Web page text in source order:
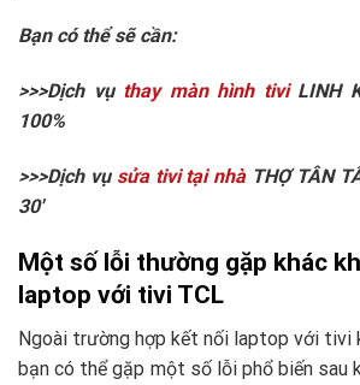
Bạn có thể sẽ cần:
>>>Dịch vụ thay màn hình tiviLINH
100%
>>>Dịch vụ sửa tivi tại nhàTHỢ TÂN
30′
Một số lỗi thường gặp khác
laptop với tivi TCL
Ngoài trường hợp kết nối laptop với tivi
bạn có thể gặp một số lỗi phổ biến sau